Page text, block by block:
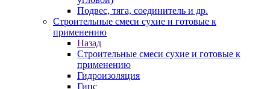
Подвес, тяга, соединитель и др.
Строительные смеси сухие и готовые к
применению
Назад
Строительные смеси сухие и готовые к
применению
Гидроизоляция
Гипс